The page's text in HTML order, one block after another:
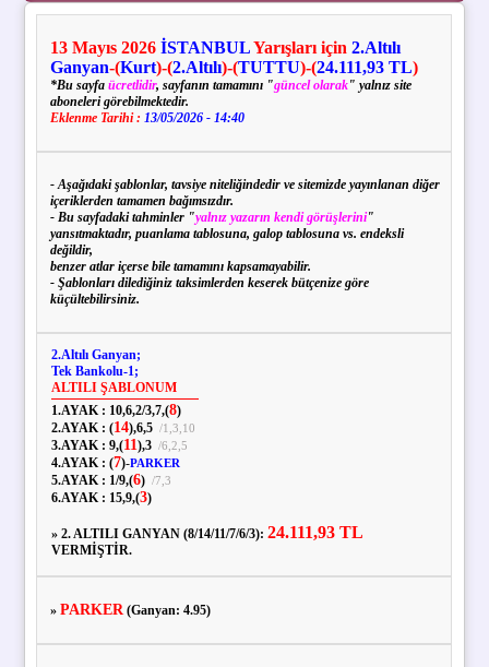
13Mayıs 2026İSTANBULYarışları için2.Altılı
Ganyan-(Kurt)-(2.Altılı)-(TUTTU)-(24.111,93 TL)
*Bu sayfaücretlidir, sayfanın tamamını "güncel olarak" yalnız site
aboneleri görebilmektedir.
Eklenme Tarihi : 13/05/2026 - 14:40
- Aşağıdaki şablonlar, tavsiye niteliğindedir ve sitemizde yayınlanan diğer
içeriklerden tamamen bağımsızdır.
- Bu sayfadaki tahminler "yalnız yazarın kendi görüşlerini"
yansıtmaktadır, puanlama tablosuna, galop tablosuna vs. endeksli
değildir,
benzer atlar içerse bile tamamını kapsamayabilir.
- Şablonları dilediğiniz taksimlerden keserek bütçenize göre
küçültebilirsiniz.
2.Altılı Ganyan;
Tek Bankolu-1;
ALTILI ŞABLONUM
1.AYAK : 10,6,2/3,7,(8)
2.AYAK : (14),6,5/1,3,10
3.AYAK : 9,(11),3/6,2,5
4.AYAK : (7)-PARKER
5.AYAK : 1/9,(6)/7,3
6.AYAK : 15,9,(3)
» 2. ALTILI GANYAN (8/14/11/7/6/3): 24.111,93 TL
VERMİŞTİR.
»PARKER (Ganyan: 4.95)